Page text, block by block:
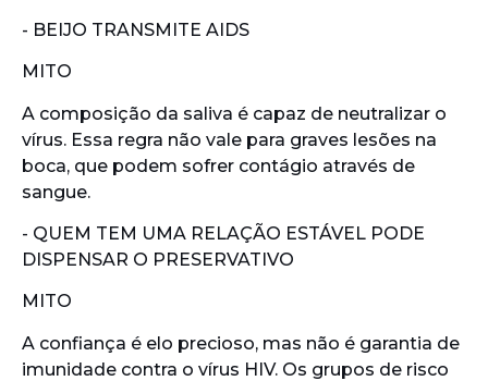
- BEIJO TRANSMITE AIDS
MITO
A composição da saliva é capaz de neutralizar o
vírus. Essa regra não vale para graves lesões na
boca, que podem sofrer contágio através de
sangue.
- QUEM TEM UMA RELAÇÃO ESTÁVEL PODE
DISPENSAR O PRESERVATIVO
MITO
A confiança é elo precioso, mas não é garantia de
imunidade contra o vírus HIV. Os grupos de risco